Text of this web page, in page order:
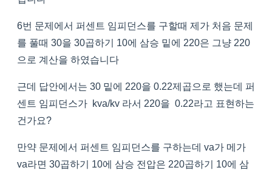
6번 문제에서 퍼센트 임피던스를 구할때 제가 처음 문제
를 풀때 30을 30곱하기 10에 삼승 밑에 220은 그냥 220
으로 계산을 하였습니다
근데 답안에서는 30 밑에 220을 0.22제곱으로 했는데 퍼
센트 임피던스가 kva/kv 라서 220을 0.22라고 표현하는
건가요?
만약 문제에서 퍼센트 임피던스를 구하는데 va가 메가
va라면 30곱하기 10에 삼승 전압은 220곱하기 10에 삼